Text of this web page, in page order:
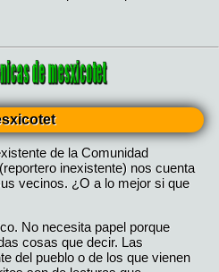
de la Comunidad
inexistente) nos cuenta
vecinos. ¿O a lo mejor si que
No necesita papel porque
cosas que decir. Las
del pueblo o de los que vienen